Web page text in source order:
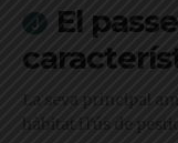
El
La seva principal
hàbitat i l'ús de